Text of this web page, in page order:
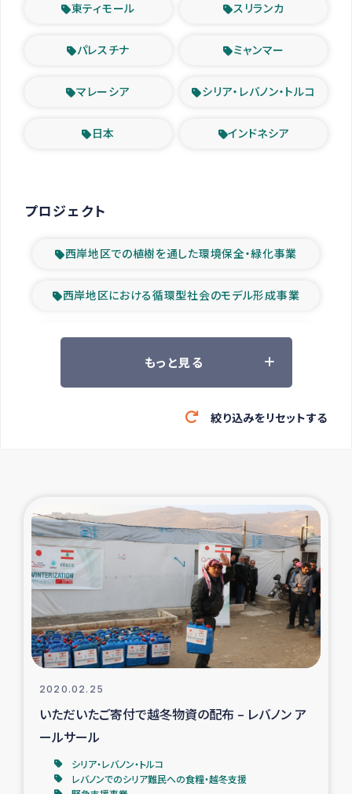
東ティモール スリランカ
パレスチナ ミャンマー
マレーシア シリア・レバノン・トルコ
日本 インドネシア
プロジェクト
西岸地区での植樹を通した環境保全・緑化事業
西岸地区における循環型社会のモデル形成事業
ツアー参加者の声
緊急救援の時代
東ティモール豪雨緊急支援
大雨による洪水被災者支援
カカオ生産者支援事業
シリア国内避難民・帰還民の生活再建支援
トルコにおけるシリア難民支援事業
インドネシア中部 スラウェシの地震・津波被災者支援
もっと見る
絞り込みをリセットする
2020.02.25
いただいたご寄付で越冬物資の配布 – レバノン ア
ールサール
シリア・レバノン・トルコ
レバノンでのシリア難民への食糧・越冬支援